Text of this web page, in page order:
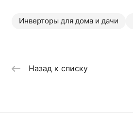
Инверторы для дома и дачи
Назад к списку